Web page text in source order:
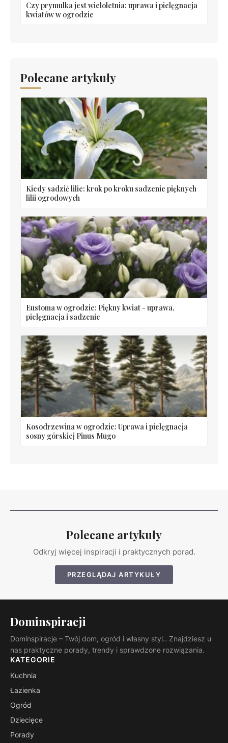
Czy prymulka jest wieloletnia: uprawa i pielęgnacja
kwiatów w ogrodzie
Polecane artykuły
Kiedy sadzić lilie: krok po kroku sadzenie pięknych
lilii ogrodowych
Eustoma w ogrodzie: Piękny kwiat - uprawa,
pielęgnacja i sadzenie
Kosodrzewina w ogrodzie: Uprawa i pielęgnacja
sosny górskiej Pinus Mugo
Polecane artykuły
Odkryj więcej inspiracji i praktycznych porad.
PRZEGLĄDAJ ARTYKUŁY
Dominspiracji
Dominspiracje – Twój dom, ogród i własny styl.. Znajdziesz u
nas praktyczne porady, trendy i sprawdzone rozwiązania.
KATEGORIE
Kuchnia
Łazienka
Ogród
Dziecięce
Porady